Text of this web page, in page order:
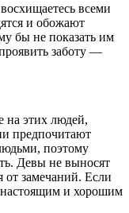
всеми
и обожают
бы не показать им
заботу —
на этих людей,
предпочитают
поэтому
Девы не выносят
от замечаний. Если
настоящим и хорошим